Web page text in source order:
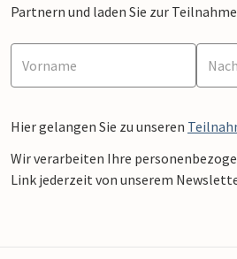
Partnern und laden Sie zur
Hier gelangen Sie zu unseren
Wir verarbeiten Ihre
Link jederzeit von unserem